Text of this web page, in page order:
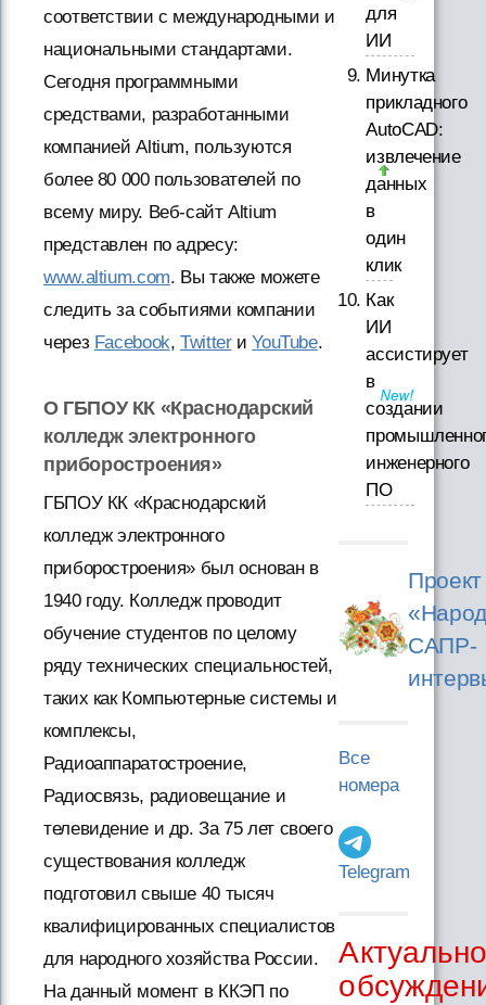
соответствии с международными и
национальными стандартами.
Сегодня программными
средствами, разработанными
компанией Altium, пользуются
более 80 000 пользователей по
всему миру. Веб-сайт Altium
представлен по адресу:
www.altium.com. Вы также можете
следить за событиями компании
через Facebook,TwitterиYouTube.
О ГБПОУ КК «Краснодарский
колледж электронного
приборостроения»
ГБПОУ КК «Краснодарский
колледж электронного
приборостроения» был основан в
1940 году. Колледж проводит
обучение студентов по целому
ряду технических специальностей,
таких как Компьютерные системы и
комплексы,
Радиоаппаратостроение,
Радиосвязь, радиовещание и
телевидение и др. За 75 лет своего
существования колледж
подготовил свыше 40 тысяч
квалифицированных специалистов
для народного хозяйства России.
На данный момент в ККЭП по
для
ИИ
Минутка
прикладного
AutoCAD:
извлечение
данных
в
один
клик
Как
ИИ
ассистирует
в
создании
инженерного
ПО
Проект
САПР-
Все
номера
Telegram